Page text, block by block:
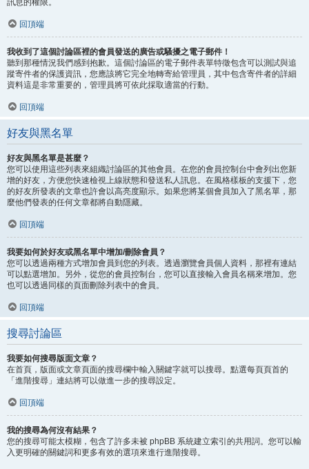
訊息的權限。
回頂端
我收到了這個討論區裡的會員發送的廣告或騷擾之電子郵件！
聽到那種情況我們感到抱歉。這個討論區的電子郵件表單特徵包含可以測試與追
蹤寄件者的保護資訊，您應該將它完全地轉寄給管理員，其中包含寄件者的詳細
資料這是非常重要的，管理員將可依此採取適當的行動。
回頂端
好友與黑名單
好友與黑名單是甚麼？
您可以使用這些列表來組織討論區的其他會員。在您的會員控制台中會列出您新
增的好友，方便您快速檢視上線狀態和發送私人訊息。在風格樣板的支援下，您
的好友所發表的文章也許會以高亮度顯示。如果您將某個會員加入了黑名單，那
麼他們發表的任何文章都將自動隱藏。
回頂端
我要如何於好友或黑名單中增加/刪除會員？
您可以透過兩種方式增加會員到您的列表。透過瀏覽會員個人資料，那裡有連結
可以點選增加。另外，從您的會員控制台，您可以直接輸入會員名稱來增加。您
也可以透過同樣的頁面刪除列表中的會員。
回頂端
搜尋討論區
我要如何搜尋版面文章？
在首頁，版面或文章頁面的搜尋欄中輸入關鍵字就可以搜尋。點選每頁頁首的
「進階搜尋」連結將可以做進一步的搜尋設定。
回頂端
我的搜尋為何沒有結果？
您的搜尋可能太模糊，包含了許多未被 phpBB 系統建立索引的共用詞。您可以輸
入更明確的關鍵詞和更多有效的選項來進行進階搜尋。